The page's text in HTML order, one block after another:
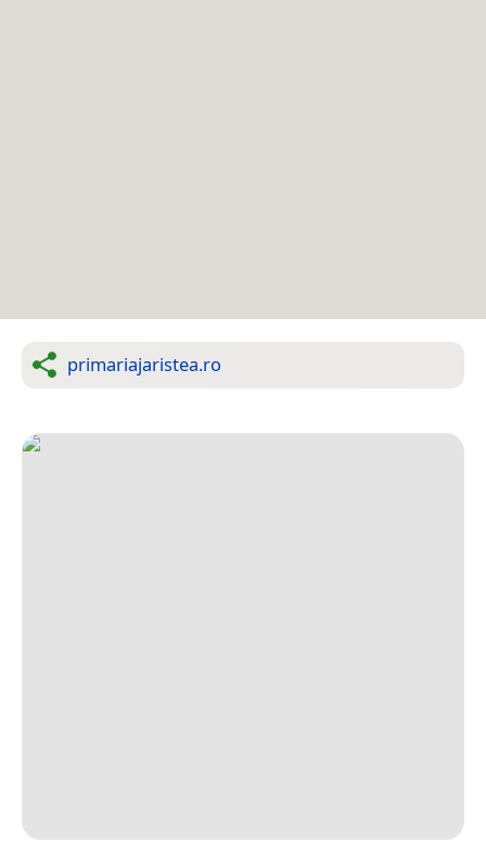
primariajaristea.ro